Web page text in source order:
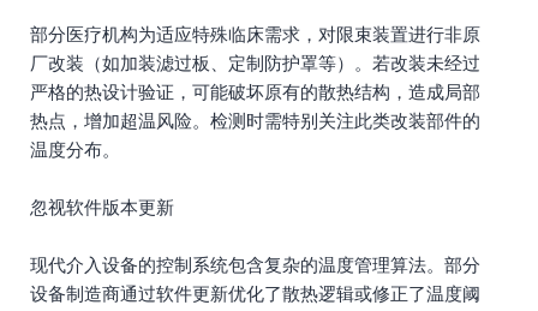
部分医疗机构为适应特殊临床需求，对限束装置进行非原
厂改装（如加装滤过板、定制防护罩等）。若改装未经过
严格的热设计验证，可能破坏原有的散热结构，造成局部
热点，增加超温风险。检测时需特别关注此类改装部件的
温度分布。
忽视软件版本更新
现代介入设备的控制系统包含复杂的温度管理算法。部分
设备制造商通过软件更新优化了散热逻辑或修正了温度阈